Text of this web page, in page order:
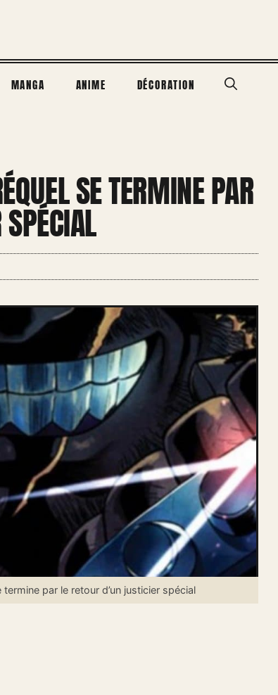
MANGA ANIME DÉCORATION
SE TERMINE PAR
par le retour d’un justicier spécial